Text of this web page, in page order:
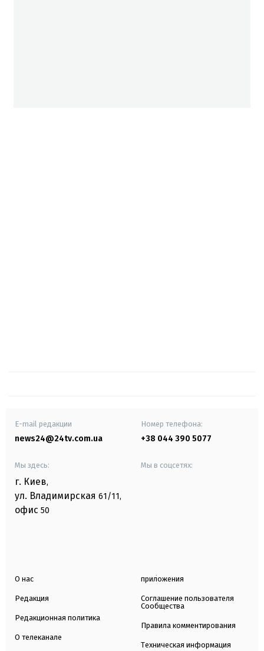
E-mail редакции
news24@24tv.com.ua
Номер телефона:
+38 044 390 5077
Мы здесь:
г. Киев,
ул. Владимирская 61/11,
офис 50
Мы в соцсетях:
О нас
Редакция
Редакционная политика
О телеканале
приложения
Соглашение пользователя
Сообщества
Правила комментирования
Техническая информация